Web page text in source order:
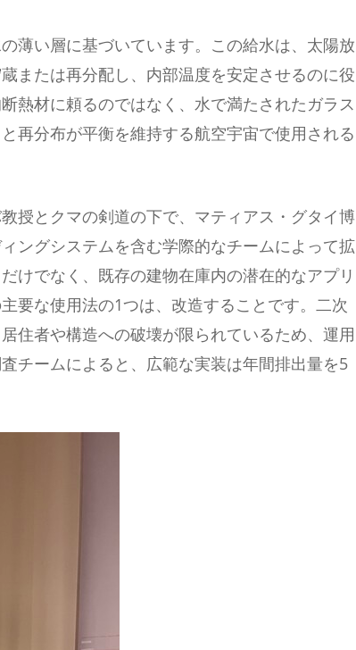
薄い層に基づいています。この給水は、太陽放
または再分配し、内部温度を安定させるのに役
熱材に頼るのではなく、水で満たされたガラス
再分布が平衡を維持する航空宇宙で使用される
授とクマの剣道の下で、マティアス・グタイ博
ングシステムを含む学際的なチームによって拡
けでなく、既存の建物在庫内の潜在的なアプリ
要な使用法の1つは、改造することです。二次
住者や構造への破壊が限られているため、運用
チームによると、広範な実装は年間排出量を5